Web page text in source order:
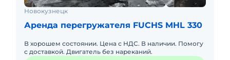
Новокузнецк
Аренда перегружателя FUCHS MHL 330
В хорошем состоянии. Цена с НДС. В наличии. Помогу
с доставкой. Двигатель без нареканий.